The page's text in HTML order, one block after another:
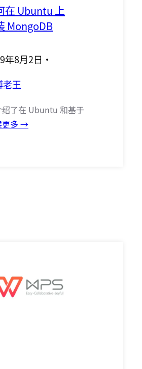
在 Ubuntu 上
MongoDB
年8月2日 ·
老王
绍了在 Ubuntu 和基于
更多 →